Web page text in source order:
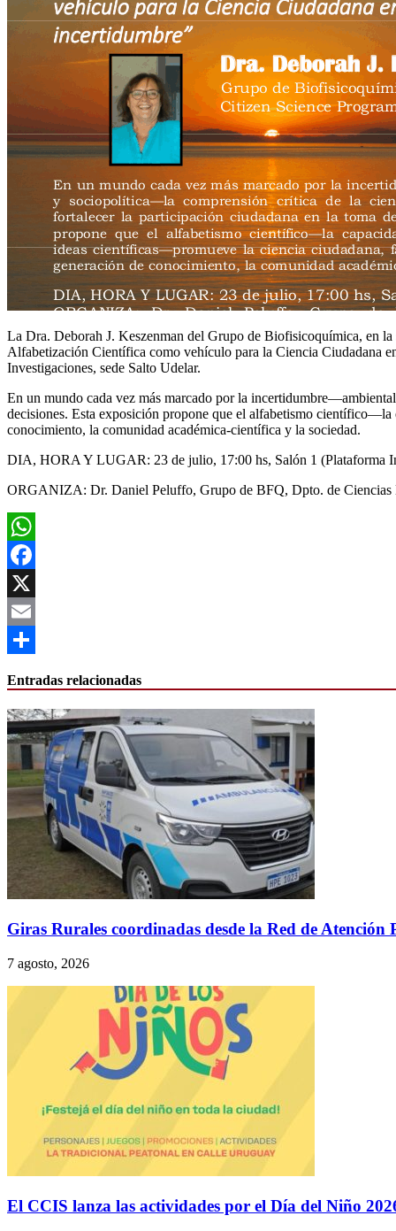
La Dra. Deborah J. Keszenman del Grupo de Biofisicoquímica, en
Alfabetización Científica como vehículo para la Ciencia Ciudadana
Investigaciones, sede Salto Udelar.
En un mundo cada vez más marcado por la
decisiones. Esta exposición propone que el alfabetismo
conocimiento, la comunidad académica-científica y la sociedad.
DIA, HORA Y LUGAR: 23 de julio, 17:00 hs, Salón 1 (Plataforma
ORGANIZA: Dr. Daniel Peluffo, Grupo de BFQ, Dpto. de
WhatsApp
Facebook
X
Email
Entradas relacionadas
Giras Rurales coordinadas desde la Red de Atención
7 agosto, 2026
El CCIS lanza las actividades por el Día del Niño